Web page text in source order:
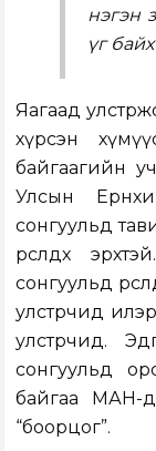
нэгэн
үг
Яагаад
хүрсэн
байгаагийн
Улсын
сонгуульд
өрсөлдөх
сонгуульд
улстөрчид
улстөрчид.
сонгуульд
байгаа МАН-д
“боорцог”.